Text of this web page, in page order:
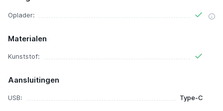
Oplader:
Materialen
Kunststof:
Aansluitingen
USB: Type-C